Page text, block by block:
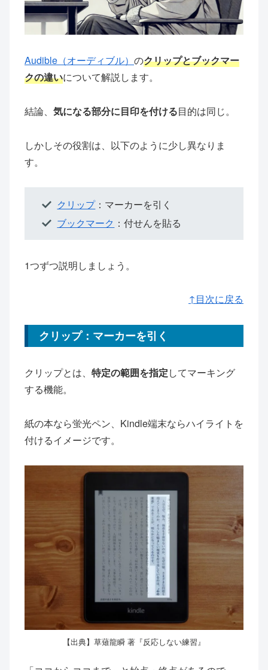
Audible（オーディブル） のクリップとブックマー
クの違いについて解説します。
結論、 気になる部分に目印を付ける目的は同じ。
しかしその役割は、以下のように少し異なりま
す。
クリップ：マーカーを引く
ブックマーク ：付せんを貼る
1つずつ説明しましょう。
↑目次に戻る
クリップ：マーカーを引く
クリップとは、 特定の範囲を指定してマーキング
する機能。
紙の本なら蛍光ペン、Kindle端末ならハイライトを
付けるイメージです。
【出典】草薙龍瞬 著『反応しない練習』